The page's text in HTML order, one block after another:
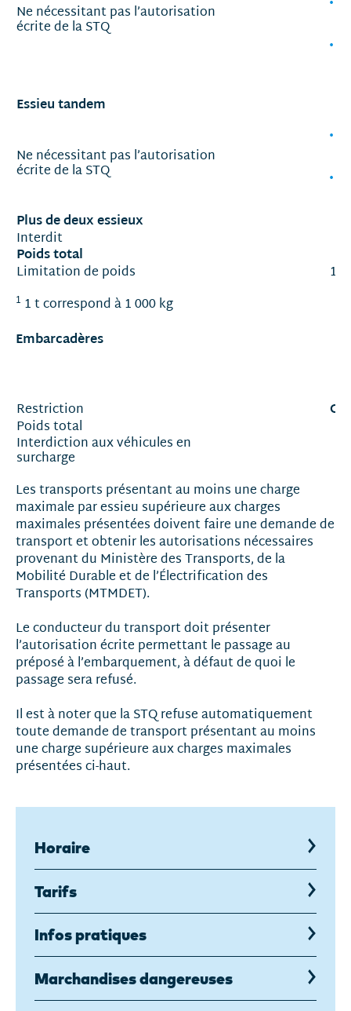
Ne nécessitant pas l’autorisation
écrite de la STQ
Essieu tandem
Ne nécessitant pas l’autorisation
écrite de la STQ
Plus de deux essieux
Interdit
Poids total
Limitation de poids 11
1 1 t correspond à 1 000 kg
Embarcadères
Restriction
Poids total
Interdiction aux véhicules en
surcharge
Les transports présentant au moins une charge
maximale par essieu supérieure aux charges
maximales présentées doivent faire une demande de
transport et obtenir les autorisations nécessaires
provenant du Ministère des Transports, de la
Mobilité Durable et de l’Électrification des
Transports (MTMDET).
Le conducteur du transport doit présenter
l’autorisation écrite permettant le passage au
préposé à l’embarquement, à défaut de quoi le
passage sera refusé.
Il est à noter que la STQ refuse automatiquement
toute demande de transport présentant au moins
une charge supérieure aux charges maximales
présentées ci-haut.
Horaire
Tarifs
Infos pratiques
Marchandises dangereuses